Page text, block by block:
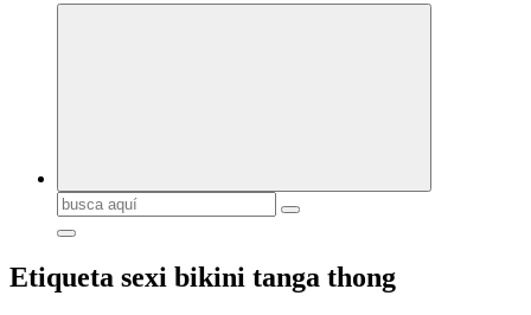
Buscar:
Etiqueta sexi bikini tanga thong